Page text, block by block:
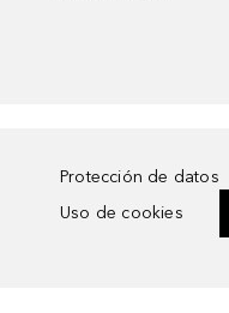
Protección de datos
Uso de cookies